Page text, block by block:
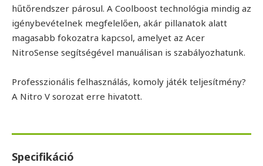
hűtőrendszer párosul. A Coolboost technológia mindig az
igénybevételnek megfelelően, akár pillanatok alatt
magasabb fokozatra kapcsol, amelyet az Acer
NitroSense segítségével manuálisan is szabályozhatunk.
Professzionális felhasználás, komoly játék teljesítmény?
A Nitro V sorozat erre hivatott.
Specifikáció